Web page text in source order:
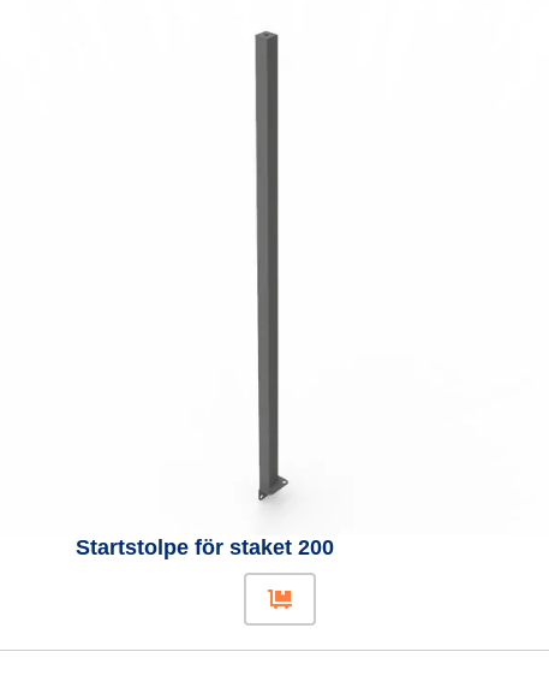
Startstolpe för staket 200